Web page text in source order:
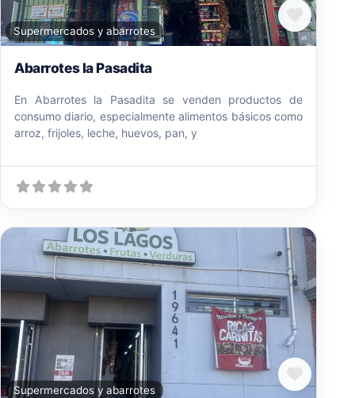
Supermercados y abarrotes
Abarrotes la Pasadita
En Abarrotes la Pasadita se venden productos de
consumo diario, especialmente alimentos básicos como
arroz, frijoles, leche, huevos, pan, y
Supermercados y abarrotes